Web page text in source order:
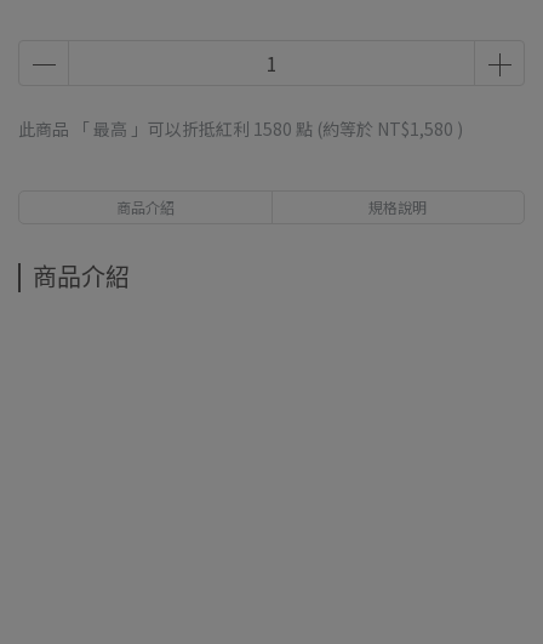
此商品 「 最高 」可以折抵紅利 1580 點 (約等於 NT$1,580 )
商品介紹 規格說明
商品介紹